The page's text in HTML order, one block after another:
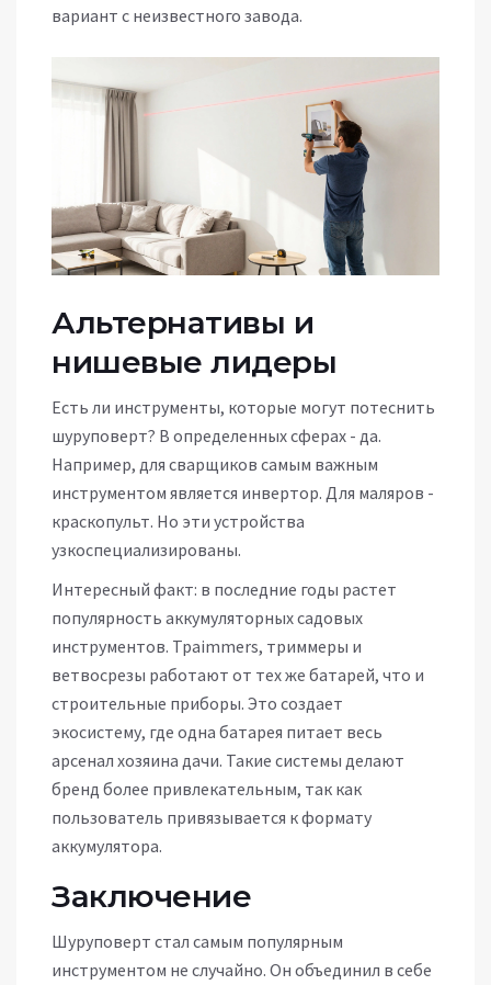
вариант с неизвестного завода.
Альтернативы и
нишевые лидеры
Есть ли инструменты, которые могут потеснить
шуруповерт? В определенных сферах - да.
Например, для сварщиков самым важным
инструментом является инвертор. Для маляров -
краскопульт. Но эти устройства
узкоспециализированы.
Интересный факт: в последние годы растет
популярность аккумуляторных садовых
инструментов. Траimmers, триммеры и
ветвосрезы работают от тех же батарей, что и
строительные приборы. Это создает
экосистему, где одна батарея питает весь
арсенал хозяина дачи. Такие системы делают
бренд более привлекательным, так как
пользователь привязывается к формату
аккумулятора.
Заключение
Шуруповерт стал самым популярным
инструментом не случайно. Он объединил в себе